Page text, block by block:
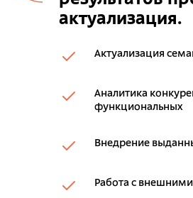
актуализация.
Актуализация
Аналитика
функциональных
Внедрение
Работа с